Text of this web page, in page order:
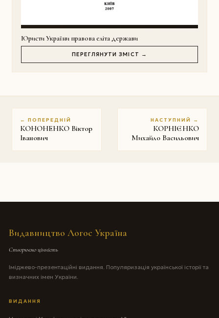
Юристи України правова еліта держави
ПЕРЕГЛЯНУТИ ЗМІСТ →
← ПОПЕРЕДНІЙ
КОНОНЕНКО Віктор
Іванович
НАСТУПНИЙ →
КОРНІЄНКО
Михайло Васильович
Видавництво Логос Україна
Створюємо цінність
Іміджево-презентаційні видання. Популяризація української історії та
визначних імен України.
ВИДАННЯ